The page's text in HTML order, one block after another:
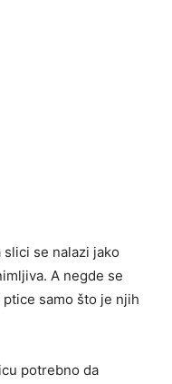
se nalazi jako
A negde se
samo što je njih
potrebno da